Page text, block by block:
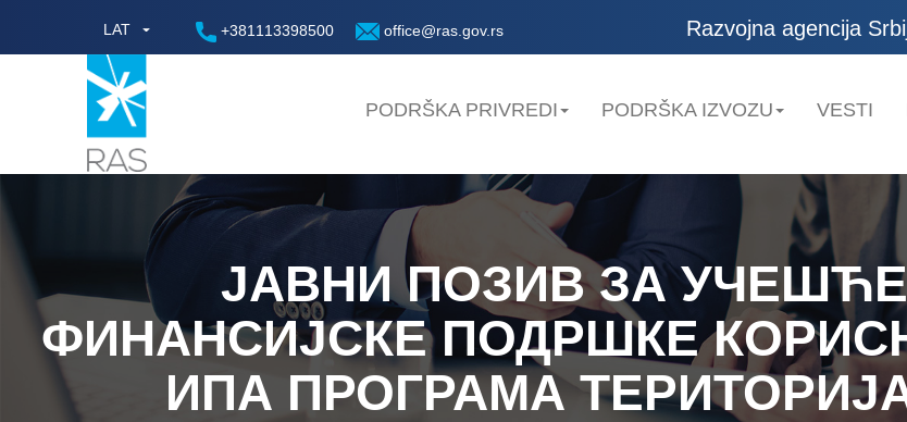
LAT +381113398500 office@ras.gov.rs Razvojna agencija
PODRŠKA PRIVREDI PODRŠKA IZVOZU VESTI
ЈАВНИ ПОЗИВ ЗА
ФИНАНСИЈСКЕ ПОДРШКЕ
ИПА ПРОГРАМА